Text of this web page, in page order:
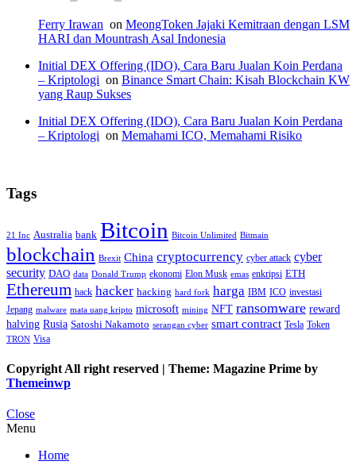
Ferry Irawan on MeongToken Jajaki Kemitraan dengan LSM
HARI dan Mountrash Asal Indonesia
Initial DEX Offering (IDO), Cara Baru Jualan Koin Perdana
– Kriptologi on Binance Smart Chain: Kisah Blockchain KW
yang Raup Sukses
Initial DEX Offering (IDO), Cara Baru Jualan Koin Perdana
– Kriptologi on Memahami ICO, Memahami Risiko
Tags
21 Inc Australia bank Bitcoin Bitcoin Unlimited Bitmain
blockchain Brexit China cryptocurrency cyber attack cyber
security DAO data Donald Trump ekonomi Elon Musk emas enkripsi ETH
Ethereum hack hacker hacking hard fork harga IBM ICO investasi
Jepang malware mata uang kripto microsoft mining NFT ransomware reward
halving Rusia Satoshi Nakamoto serangan cyber smart contract Tesla Token
TRON Visa
Copyright All right reserved | Theme: Magazine Prime by
Themeinwp
Close
Menu
Home